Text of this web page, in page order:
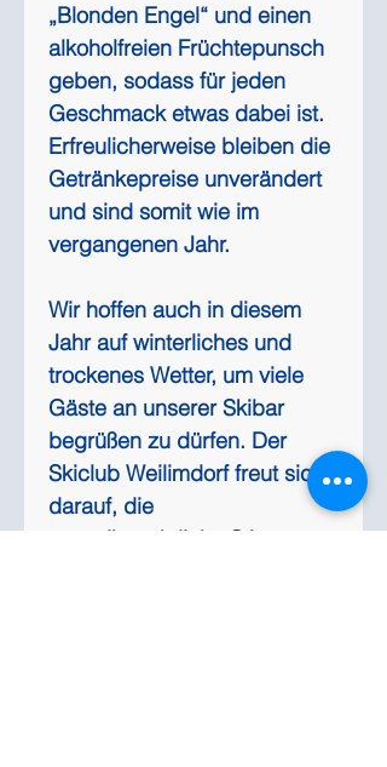
„Blonden Engel“ und einen
alkoholfreien Früchtepunsch
geben, sodass für jeden
Geschmack etwas dabei ist.
Erfreulicherweise bleiben die
Getränkepreise unverändert
und sind somit wie im
vergangenen Jahr.
Wir hoffen auch in diesem
Jahr auf winterliches und
trockenes Wetter, um viele
Gäste an unserer Skibar
begrüßen zu dürfen. Der
Skiclub Weilimdorf freut sich
darauf, die
vorweihnachtliche Stimmung